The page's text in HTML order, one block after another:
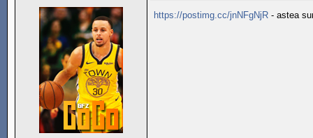
https://postimg.cc/jnNFgNjR - astea